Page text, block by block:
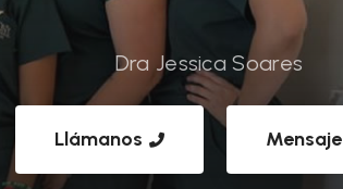
Dra Jessica Soares
Llámanos Mensaje